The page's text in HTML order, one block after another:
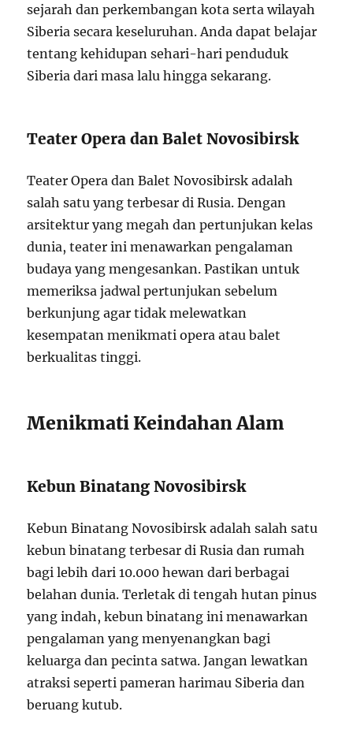
sejarah dan perkembangan kota serta wilayah
Siberia secara keseluruhan. Anda dapat belajar
tentang kehidupan sehari-hari penduduk
Siberia dari masa lalu hingga sekarang.
Teater Opera dan Balet Novosibirsk
Teater Opera dan Balet Novosibirsk adalah
salah satu yang terbesar di Rusia. Dengan
arsitektur yang megah dan pertunjukan kelas
dunia, teater ini menawarkan pengalaman
budaya yang mengesankan. Pastikan untuk
memeriksa jadwal pertunjukan sebelum
berkunjung agar tidak melewatkan
kesempatan menikmati opera atau balet
berkualitas tinggi.
Menikmati Keindahan Alam
Kebun Binatang Novosibirsk
Kebun Binatang Novosibirsk adalah salah satu
kebun binatang terbesar di Rusia dan rumah
bagi lebih dari 10.000 hewan dari berbagai
belahan dunia. Terletak di tengah hutan pinus
yang indah, kebun binatang ini menawarkan
pengalaman yang menyenangkan bagi
keluarga dan pecinta satwa. Jangan lewatkan
atraksi seperti pameran harimau Siberia dan
beruang kutub.